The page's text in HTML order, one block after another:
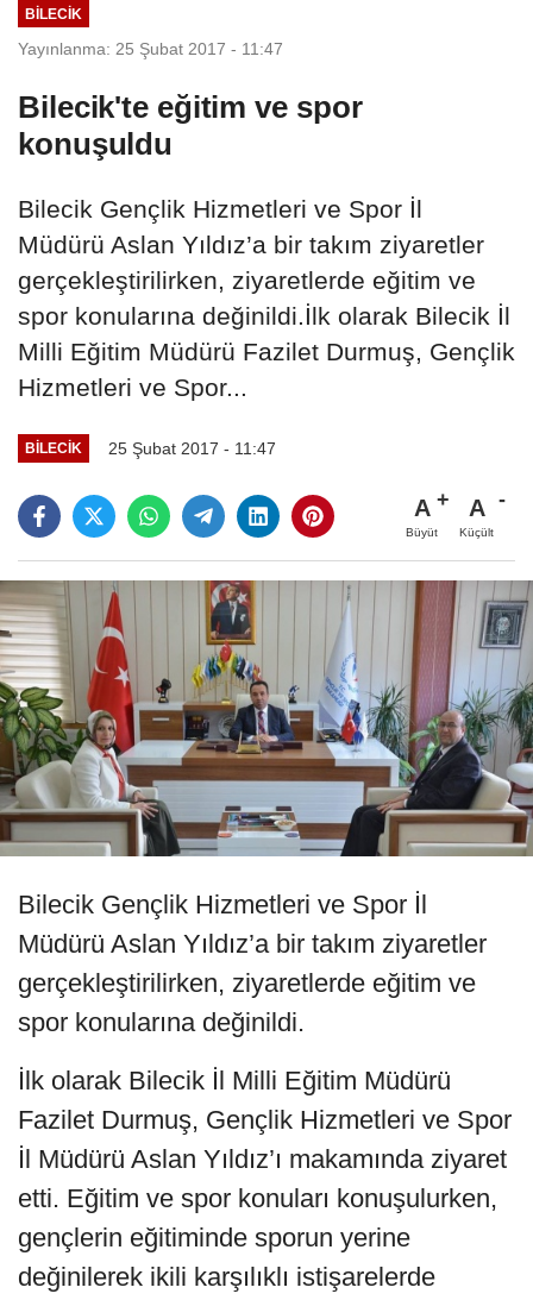
BILECIK
Yayınlanma: 25 Şubat 2017 - 11:47
Bilecik'te eğitim ve spor
konuşuldu
Bilecik Gençlik Hizmetleri ve Spor İl
Müdürü Aslan Yıldız’a bir takım ziyaretler
gerçekleştirilirken, ziyaretlerde eğitim ve
spor konularına değinildi.İlk olarak Bilecik İl
Milli Eğitim Müdürü Fazilet Durmuş, Gençlik
Hizmetleri ve Spor...
BILECIK 25 Şubat 2017 - 11:47
A
Büyüt
A
Küçült
Bilecik Gençlik Hizmetleri ve Spor İl
Müdürü Aslan Yıldız’a bir takım ziyaretler
gerçekleştirilirken, ziyaretlerde eğitim ve
spor konularına değinildi.
İlk olarak Bilecik İl Milli Eğitim Müdürü
Fazilet Durmuş, Gençlik Hizmetleri ve Spor
İl Müdürü Aslan Yıldız’ı makamında ziyaret
etti. Eğitim ve spor konuları konuşulurken,
gençlerin eğitiminde sporun yerine
değinilerek ikili karşılıklı istişarelerde